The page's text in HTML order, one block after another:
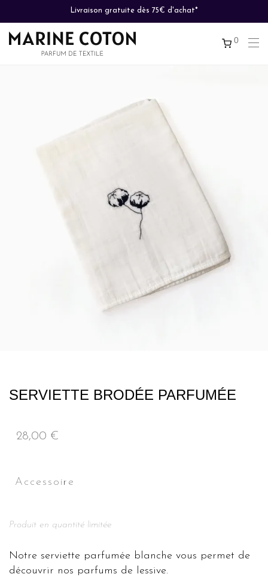
Livraison gratuite dès 75€ d'achat*
0
SERVIETTE BRODÉE PARFUMÉE
28,00 €
Accessoire
Produit en quantité limitée
Notre serviette parfumée blanche vous permet de
découvrir nos parfums de lessive.